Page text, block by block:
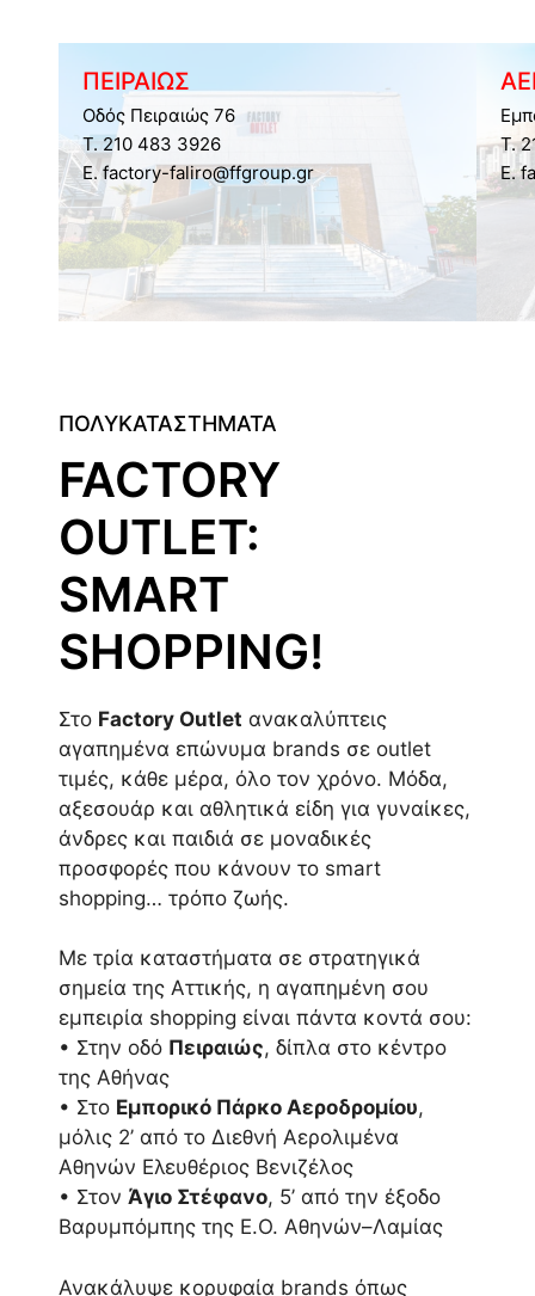
ΠΟΛΥΚΑΤΑΣΤΗΜΑΤΑ
FACTORY
OUTLET:
SMART
SHOPPING!
Στο Factory Outlet ανακαλύπτεις
αγαπημένα επώνυμα brands σε outlet
τιμές, κάθε μέρα, όλο τον χρόνο. Μόδα,
αξεσουάρ και αθλητικά είδη για γυναίκες,
άνδρες και παιδιά σε μοναδικές
προσφορές που κάνουν το smart
shopping… τρόπο ζωής.
Με τρία καταστήματα σε στρατηγικά
σημεία της Αττικής, η αγαπημένη σου
εμπειρία shopping είναι πάντα κοντά σου:
• Στην οδό Πειραιώς, δίπλα στο κέντρο
της Αθήνας
• Στο Εμπορικό Πάρκο Αεροδρομίου,
μόλις 2’ από το Διεθνή Αερολιμένα
Αθηνών Ελευθέριος Βενιζέλος
• Στον Άγιο Στέφανο, 5’ από την έξοδο
Βαρυμπόμπης της Ε.Ο. Αθηνών–Λαμίας
Ανακάλυψε κορυφαία brands όπως
ΠΕΙΡΑΙΩΣ
Οδός Πειραιώς 76
Τ. 210 483 3926
E. factory-faliro@ffgroup.gr
Τ.
E.